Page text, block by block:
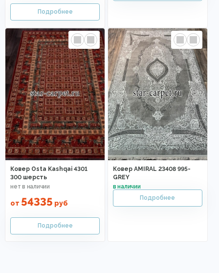
Ковер Osta Kashqai 4301
300 шерсть
от 54335 руб
Ковер AMIRAL 23408 995-
GREY